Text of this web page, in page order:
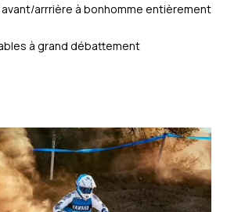
avant/arrrière à bonhomme entièrement
à grand débattement